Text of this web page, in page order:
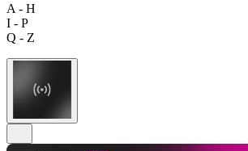
A - H
I - P
Q - Z